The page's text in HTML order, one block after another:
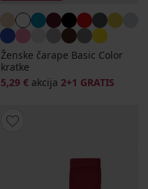
Ženske čarape Basic Color
kratke
5,29 € akcija 2+1 GRATIS